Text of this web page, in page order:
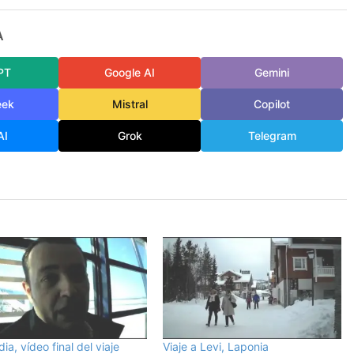
Google AI Gemini
Mistral Copilot
Grok Telegram
vídeo final del viaje Viaje a Levi, Laponia